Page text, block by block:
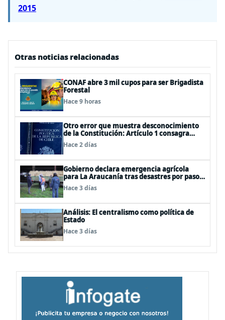
2015
Otras noticias relacionadas
CONAF abre 3 mil cupos para ser Brigadista
Forestal
Hace 9 horas
Otro error que muestra desconocimiento
de la Constitución: Artículo 1 consagra
resguardar la seguridad nacional y
proteger a los ciudadanos
Hace 2 días
Gobierno declara emergencia agrícola
para La Araucanía tras desastres por pasos
de sistemas frontales
Hace 3 días
Análisis: El centralismo como política de
Estado
Hace 3 días